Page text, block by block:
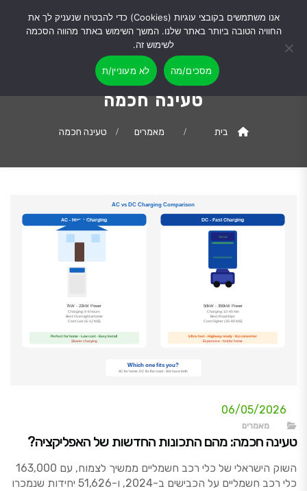
טעינה חכמה
בית מאמרים טעינה חכמה
06/05/2026
מאמרים
טעינה חכמה: מהם התכונות החדשות של האפליקציה?
השוק הישראלי של כלי רכב חשמליים ממשיך לצמוח, עם 163,000
כלי רכב חשמליים על הכבישים ב-2024, ו-51,626 יחידות שנמכרו
אנו משתמשים בקובצי עוגיות (Cookies) כדי להבטיח שנעניק לך את
החוויה הטובה ביותר באתר שלנו. המשך השימוש באתר מהווה הסכמה
לשימוש זה.
מסכים/מה לא מעוניין/ת